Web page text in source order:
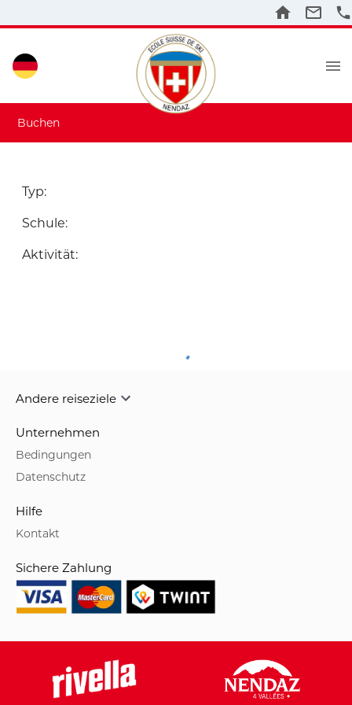
Buchen
Typ:
Schule:
Aktivität:
Andere reiseziele
Unternehmen
Bedingungen
Datenschutz
Hilfe
Kontakt
Sichere Zahlung